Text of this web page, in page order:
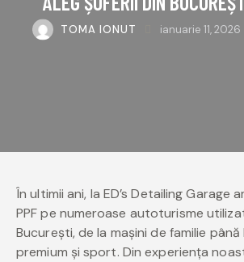
TOMA IONUT ianuarie 11, 2026
În ultimii ani, la ED’s Detailing Garage
PPF pe numeroase autoturisme
București, de la mașini de familie până
premium și sport. Din experiența